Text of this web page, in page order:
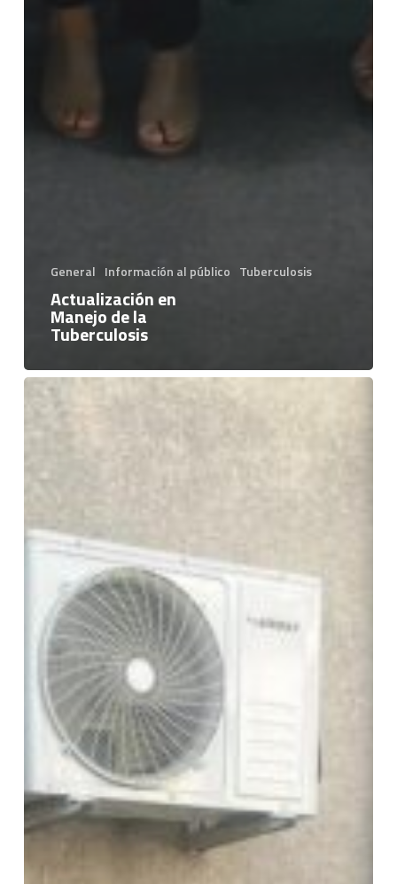
General Información al público Tuberculosis
Actualización en
Manejo de la
Tuberculosis